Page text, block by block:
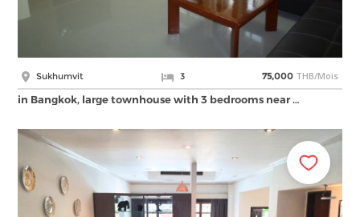
Sukhumvit 3 75,000 THB/Mois
in Bangkok, large townhouse with 3 bedrooms near …